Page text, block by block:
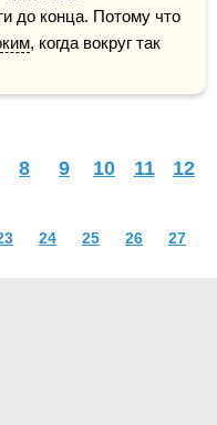
до конца. Потому что
, когда вокруг так
8 9 10 11
12
24 25 26
27